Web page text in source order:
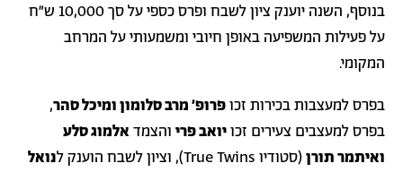
בנוסף, השנה יוענק ציון לשבח ופרס כספי על סך 10,000 ש״ח
על פעילות המשפיעה באופן חיובי ומשמעותי על המרחב
המקומי.
בפרס למעצבות בכירות זכופרופ' מרב סלומון ומיכל סהר,
בפרס למעצבים צעירים זכויואב פרי והצמד אלמוג סלע
ואיתמר תורן(סטודיו True Twins), וציון לשבח הוענק ל
נואל